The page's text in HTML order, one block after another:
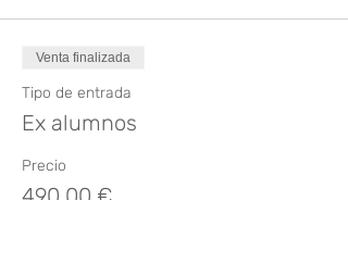
Venta finalizada
Tipo de entrada
Ex alumnos
Precio
490,00 €